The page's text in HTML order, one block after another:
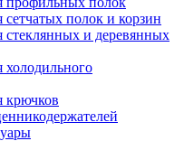
полок и корзин
стеклянных и деревянных
холодильного
крючков